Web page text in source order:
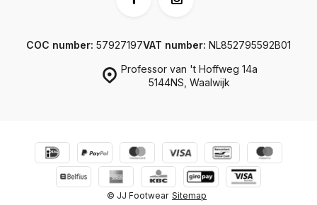
Professor van 't Hoffweg 14a
5144NS, Waalwijk
COC number: 57927197VAT number: NL852795592B01
© JJ Footwear Sitemap